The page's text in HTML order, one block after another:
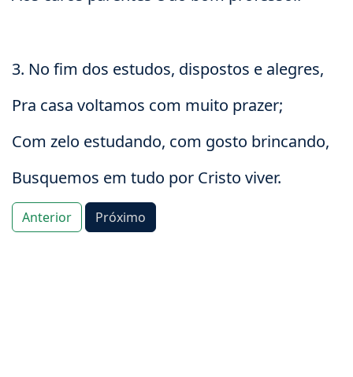
3. No fim dos estudos, dispostos e alegres,
Pra casa voltamos com muito prazer;
Com zelo estudando, com gosto brincando,
Busquemos em tudo por Cristo viver.
Anterior Próximo